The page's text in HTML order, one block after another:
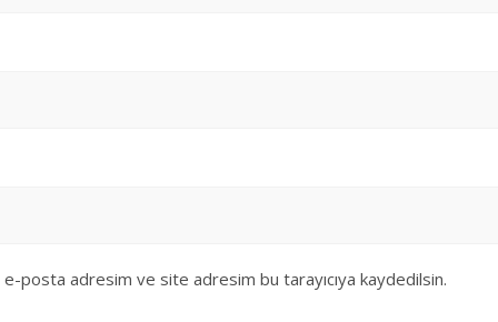
e-posta adresim ve site adresim bu tarayıcıya kaydedilsin.